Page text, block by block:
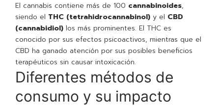
El cannabis contiene más de 100 cannabinoides,
siendo el THC (tetrahidrocannabinol) y el CBD
(cannabidiol) los más prominentes. El THC es
conocido por sus efectos psicoactivos, mientras que el
CBD ha ganado atención por sus posibles beneficios
terapéuticos sin causar intoxicación.
Diferentes métodos de
consumo y su impacto